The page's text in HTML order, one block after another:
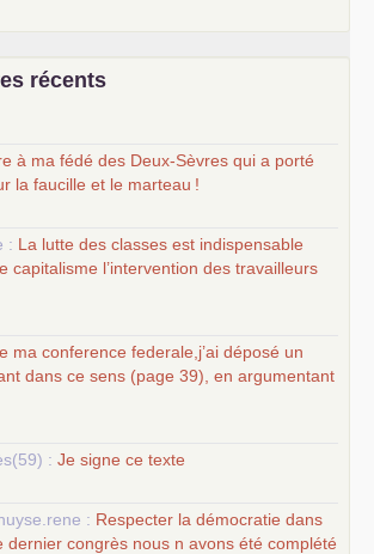
notre temps
pour contribuer au débat sur le projet
récents
à ma fédé des Deux-Sèvres qui a porté
la faucille et le marteau !
: La lutte des classes est indispensable
capitalisme l’intervention des travailleurs
ma conference federale,j’ai déposé un
dans ce sens (page 39), en argumentant
: Je signe ce texte
: Respecter la démocratie dans
dernier congrès nous n avons été complété